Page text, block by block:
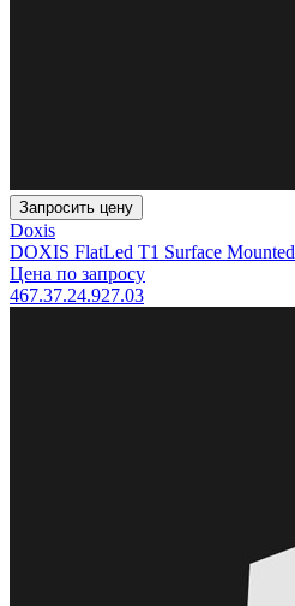
Запросить цену
Doxis
DOXIS FlatLed T1 Surface Mounted
Цена по запросу
467.37.24.927.03